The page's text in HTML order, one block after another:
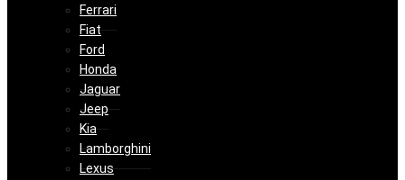
Ferrari
Fiat
Ford
Honda
Jaguar
Jeep
Kia
Lamborghini
Lexus